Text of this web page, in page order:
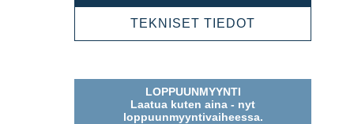
506014010
TEKNISET TIEDOT
LOPPUUNMYYNTI
Laatua kuten aina - nyt
loppuunmyyntivaiheessa.